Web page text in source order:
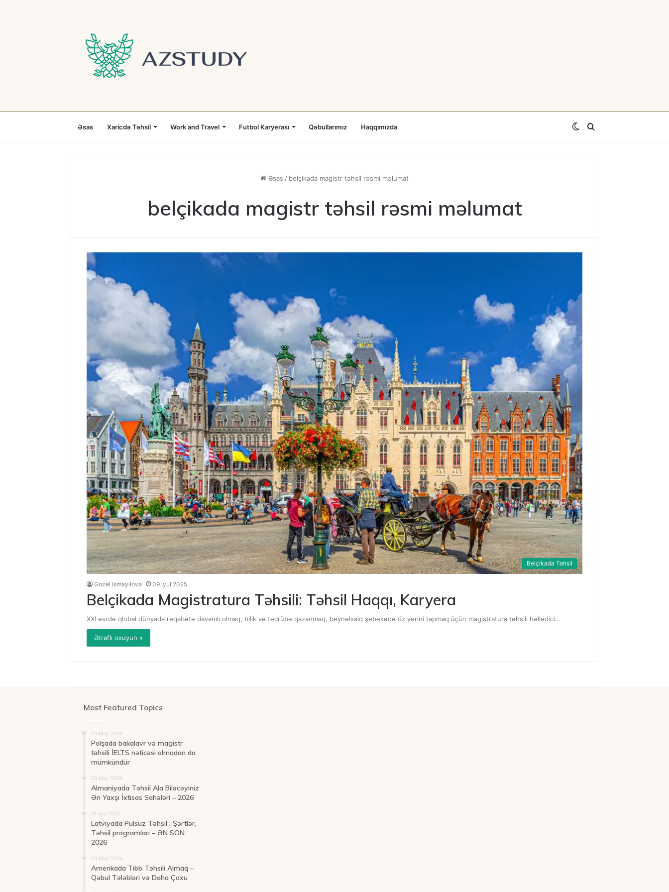
Əsas Xaricdə Təhsil Work and Travel Futbol Karyerası Qəbullarımız Haqqımızda Axtar
Switch
skin
Əsas / belçikada magistr təhsil rəsmi məlumat
belçikada magistr təhsil rəsmi məlumat
Belçikada Təhsil
Gozel Ismayilova 09 İyul 2025
Belçikada Magistratura Təhsili: Təhsil Haqqı, Karyera
XXI əsrdə qlobal dünyada rəqabətə davamlı olmaq, bilik və təcrübə qazanmaq, beynəlxalq şəbəkədə öz yerini tapmaq üçün magistratura təhsili həlledici…
Ətraflı oxuyun »
Most Featured Topics
23 May 2024
Polşada bakalavr və magistr
təhsili İELTS nəticəsi olmadan da
mümkündür
23 May 2024
Almaniyada Təhsil Ala Biləcəyiniz
Ən Yaxşı İxtisas Sahələri – 2026
01 İyul 2025
Latviyada Pulsuz Təhsil : Şərtlər,
Təhsil programları – ƏN SON
2026
23 May 2024
Amerikada Tibb Təhsili Almaq –
Qəbul Tələbləri və Daha Çoxu